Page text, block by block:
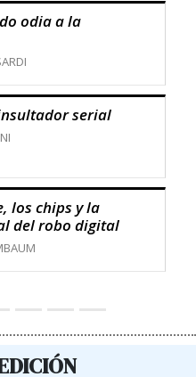
odia a la
serial
los chips y la
del robo digital